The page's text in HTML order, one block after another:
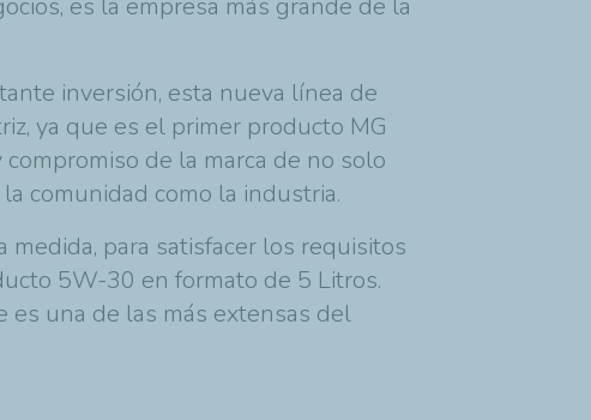
inversión, esta nueva línea de
ya que es el primer producto MG
de la marca de no solo
comunidad como la industria.
para satisfacer los requisitos
5W-30 en formato de 5 Litros.
es una de las más extensas del